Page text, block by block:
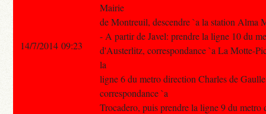
Mairie
de Montreuil, descendre `a la station Alma
- A partir de Javel: prendre la ligne 10 du
d'Austerlitz, correspondance `a La Motte-
la
ligne 6 du metro direction Charles de
correspondance `a
Trocadero, puis prendre la ligne 9 du
14/7/2014 09:23